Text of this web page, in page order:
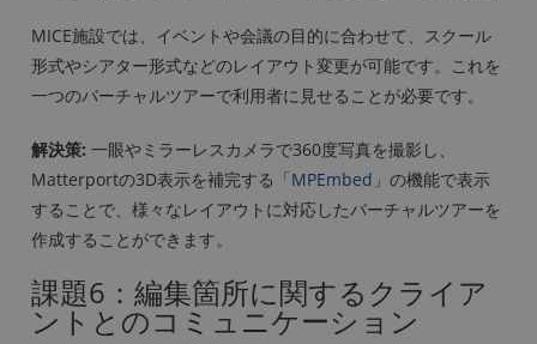
MICE施設では、イベントや会議の目的に合わせて、スクール
形式やシアター形式などのレイアウト変更が可能です。これを
一つのバーチャルツアーで利用者に見せることが必要です。
解決策: 一眼やミラーレスカメラで360度写真を撮影し、
Matterportの3D表示を補完する「MPEmbed 」の機能で表示
することで、様々なレイアウトに対応したバーチャルツアーを
作成することができます。
課題6：編集箇所に関するクライア
ントとのコミュニケーション